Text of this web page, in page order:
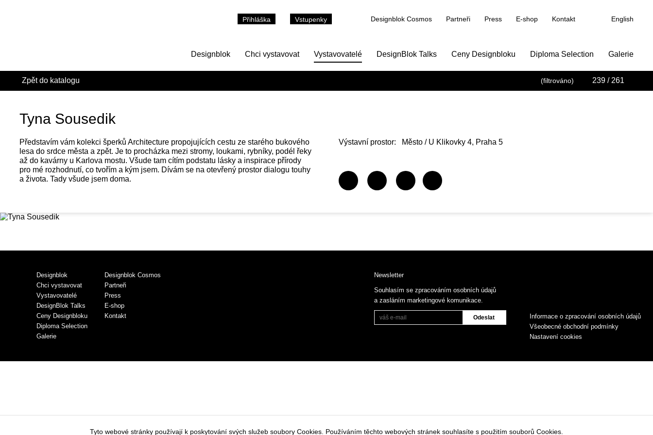
Přihláška Vstupenky Designblok Cosmos Partneři Press E-shop Kontakt English
Designblok Chci vystavovat Vystavovatelé DesignBlok Talks Ceny Designbloku Diploma Selection Galerie
Zpět do katalogu (filtrováno) 239 / 261
Tyna Sousedik
Představím vám kolekci šperků Architecture propojujících cestu ze starého bukového
lesa do srdce města a zpět. Je to procházka mezi stromy, loukami, rybníky, podél řeky
až do kavárny u Karlova mostu. Všude tam cítím podstatu lásky a inspirace přírody
pro mé rozhodnutí, co tvořím a kým jsem. Dívám se na otevřený prostor dialogu touhy
a života. Tady všude jsem doma.
Výstavní prostor: Město / U Klikovky 4, Praha 5
Designblok
Chci vystavovat
Vystavovatelé
DesignBlok Talks
Ceny Designbloku
Diploma Selection
Galerie
Designblok Cosmos
Partneři
Press
E-shop
Kontakt
Informace o zpracování osobních údajů
Všeobecné obchodní podmínky
Nastavení cookies
Newsletter
Souhlasím se zpracováním osobních údajů
a zasláním marketingové komunikace.
Tyto webové stránky používají k poskytování svých služeb soubory Cookies. Používáním těchto webových stránek souhlasíte s použitím souborů Cookies.